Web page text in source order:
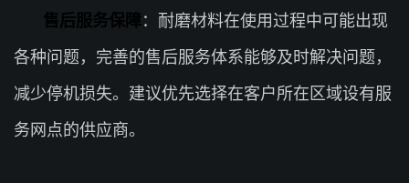
售后服务保障：耐磨材料在使用过程中可能出现
各种问题，完善的售后服务体系能够及时解决问题，
减少停机损失。建议优先选择在客户所在区域设有服
务网点的供应商。